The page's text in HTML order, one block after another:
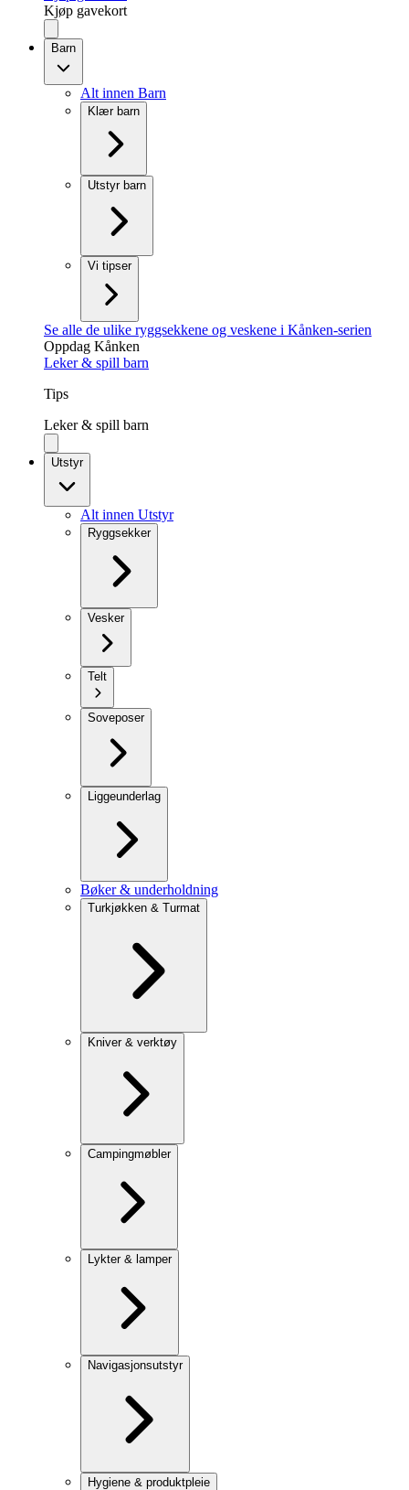
Kjøp gavekort
Barn
Alt innen Barn
Klær barn
Utstyr barn
Vi tipser
Se alle de ulike ryggsekkene og veskene i Kånken-serien
Oppdag Kånken
Leker & spill barn
Tips
Leker & spill barn
Utstyr
Alt innen Utstyr
Ryggsekker
Vesker
Telt
Soveposer
Liggeunderlag
Bøker & underholdning
Turkjøkken & Turmat
Kniver & verktøy
Campingmøbler
Lykter & lamper
Navigasjonsutstyr
Hygiene & produktpleie